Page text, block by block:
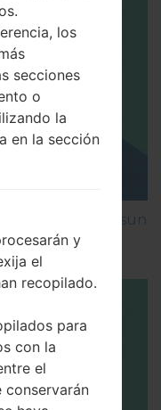
on LG Dimsun
los
secciones
o
la
en la sección
y
el
recopilado.
para
con la
el
conservarán